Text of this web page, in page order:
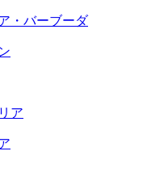
・バーブーダ
ア